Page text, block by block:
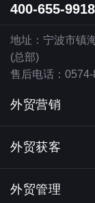
400-655-9918
地址：宁波市镇
(总部)
售后电话：
外贸营销
外贸获客
外贸管理